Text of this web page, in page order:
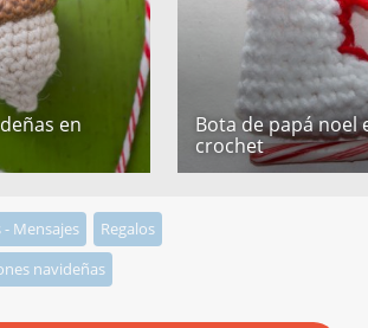
en
Bota de papá noel
crochet
- Mensajes
Regalos
navideñas